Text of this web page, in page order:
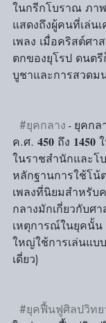
ในกรีกโบราณ ภา
แสดงถึงผู้คนที่เล่น
เพลง เมื่อคริสต์ศา
ตกของยุโรป ดนต
บูชาและการสวดม
#ยุคกลาง - ยุคกล
ค.ศ. 𝟒𝟓𝟎 ถึง 𝟏𝟒𝟓𝟎
ในราชสำนักและโ
หลักฐานการใช้โน้
เพลงที่นิยมสำหรับ
กลางมักเกี่ยวกับศ
เหตุการณ์ในยุคนั้
ใหญ่ใช้การเล่นแบ
เดี่ยว)
#ยุคฟื้นฟูศิลปวิทย